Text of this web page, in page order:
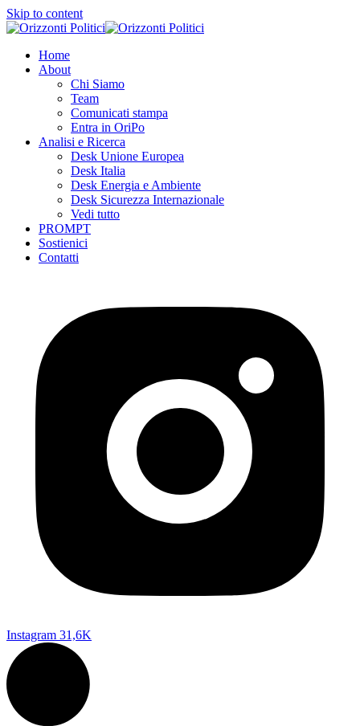
Skip to content
Home
About
Chi Siamo
Team
Comunicati stampa
Entra in OriPo
Analisi e Ricerca
Desk Unione Europea
Desk Italia
Desk Energia e Ambiente
Desk Sicurezza Internazionale
Vedi tutto
PROMPT
Sostienici
Contatti
Instagram 31,6K